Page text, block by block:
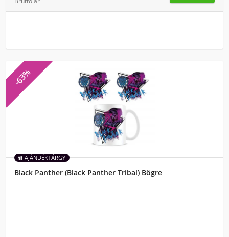
-63%
AJÁNDÉKTÁRGY
Black Panther (Black Panther Tribal) Bögre